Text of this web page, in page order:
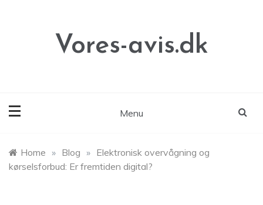
Vores-avis.dk
Menu
Home » Blog » Elektronisk overvågning og
kørselsforbud: Er fremtiden digital?